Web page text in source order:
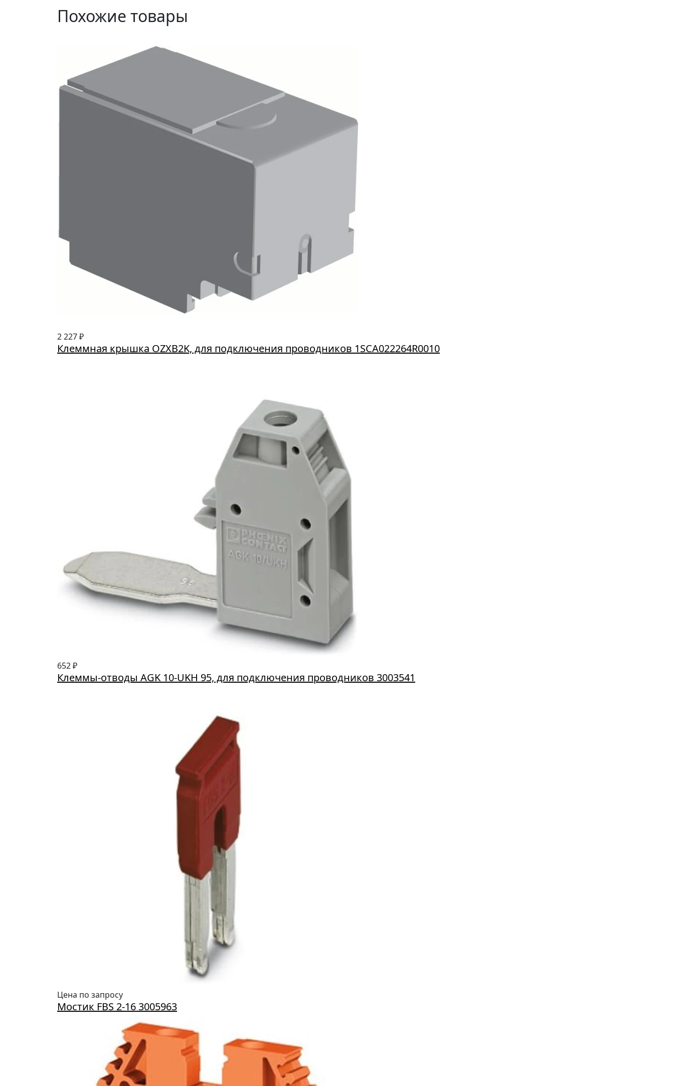
Похожие товары
2 227 ₽
Клеммная крышка OZXB2K, для подключения проводников 1SCA022264R0010
652 ₽
Клеммы-отводы AGK 10-UKH 95, для подключения проводников 3003541
Цена по запросу
Мостик FBS 2-16 3005963